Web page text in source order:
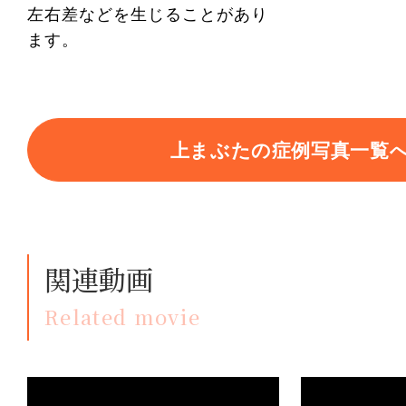
左右差などを生じることがあり
ます。
上まぶたの症例写真一覧
関連動画
Related movie